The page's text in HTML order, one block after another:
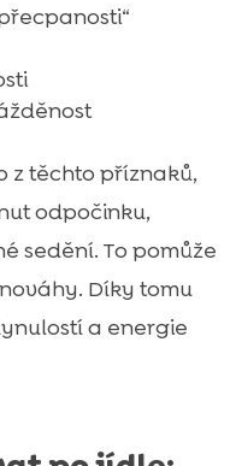
z těchto příznaků,
odpočinku,
sedění. To pomůže
Díky tomu
a energie